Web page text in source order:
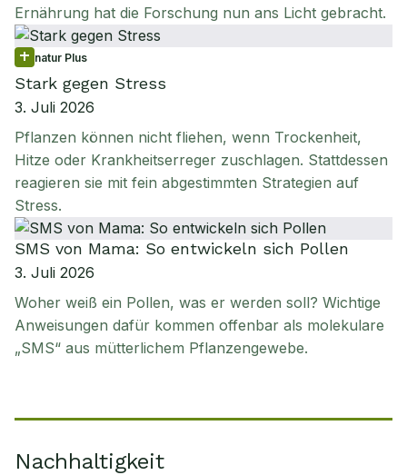
Ernährung hat die Forschung nun ans Licht gebracht.
natur Plus
Stark gegen Stress
3. Juli 2026
Pflanzen können nicht fliehen, wenn Trockenheit,
Hitze oder Krankheitserreger zuschlagen. Stattdessen
reagieren sie mit fein abgestimmten Strategien auf
Stress.
SMS von Mama: So entwickeln sich Pollen
3. Juli 2026
Woher weiß ein Pollen, was er werden soll? Wichtige
Anweisungen dafür kommen offenbar als molekulare
„SMS“ aus mütterlichem Pflanzengewebe.
Nachhaltigkeit